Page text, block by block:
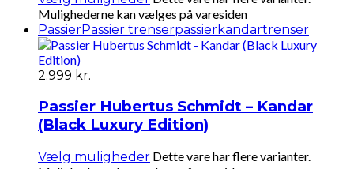
Mulighederne kan vælges på varesiden
PassierPassier trenserpassierkandartrenser
2.999 kr.
Passier Hubertus Schmidt – Kandar
(Black Luxury Edition)
Vælg muligheder Dette vare har flere varianter.